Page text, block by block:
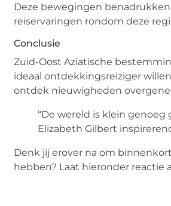
Deze bewegingen
reiservaringen rondom deze
Conclusie
Zuid-Oost Aziatische
ideaal ontdekkingsreiziger
ontdek nieuwigheden
“De wereld is klein
Elizabeth Gilbert
Denk jij erover na om
hebben? Laat hieronder